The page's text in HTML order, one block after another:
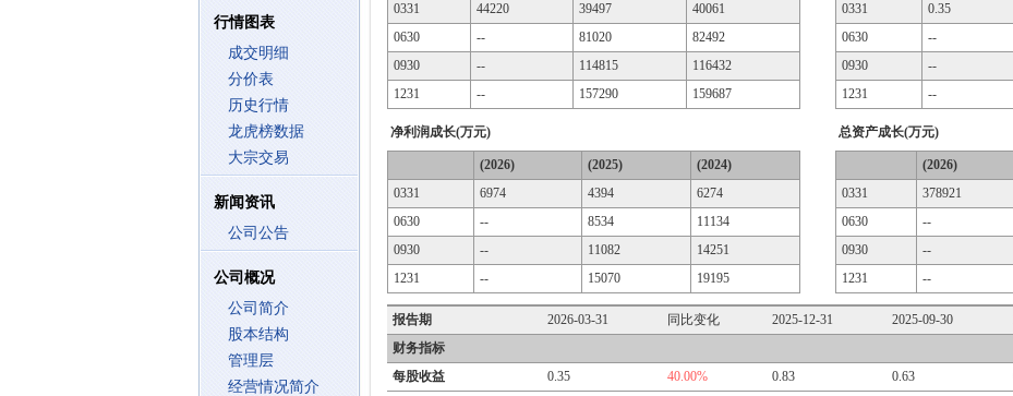
行情图表
成交明细
分价表
历史行情
龙虎榜数据
大宗交易
新闻资讯
公司公告
公司概况
公司简介
股本结构
管理层
经营情况简介
0331
44220 39497
40061
0630
-- 81020
82492
0930
-- 114815
116432
1231
-- 157290 159687
净利润成长(万元)
(2026) (2025)
(2024)
0331
6974 4394
6274
0630
-- 8534
11134
0930
-- 11082
14251
1231
-- 15070 19195
0331
0.35
0630
--
0930
--
1231
--
总资产成长(万元)
(2026)
0331
378921
0630
--
0930
--
1231
--
报告期 2026-03-31 同比变化 2025-12-31 2025-09-30
财务指标
每股收益
0.35 40.00% 0.83 0.63